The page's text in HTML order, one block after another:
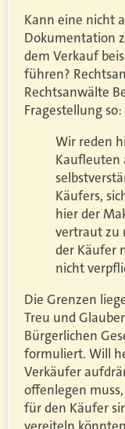
Kann eine nicht
Dokumentation
dem Verkauf
führen?
Rechtsanwälte
Fragestellung so:
Wir reden
Kaufleuten
Käufers,
hier der
vertraut zu
der Käufer
nicht
Die Grenzen
Treu und
Bürgerlichen
formuliert. Will
Verkäufer
offenlegen
für den Käufer